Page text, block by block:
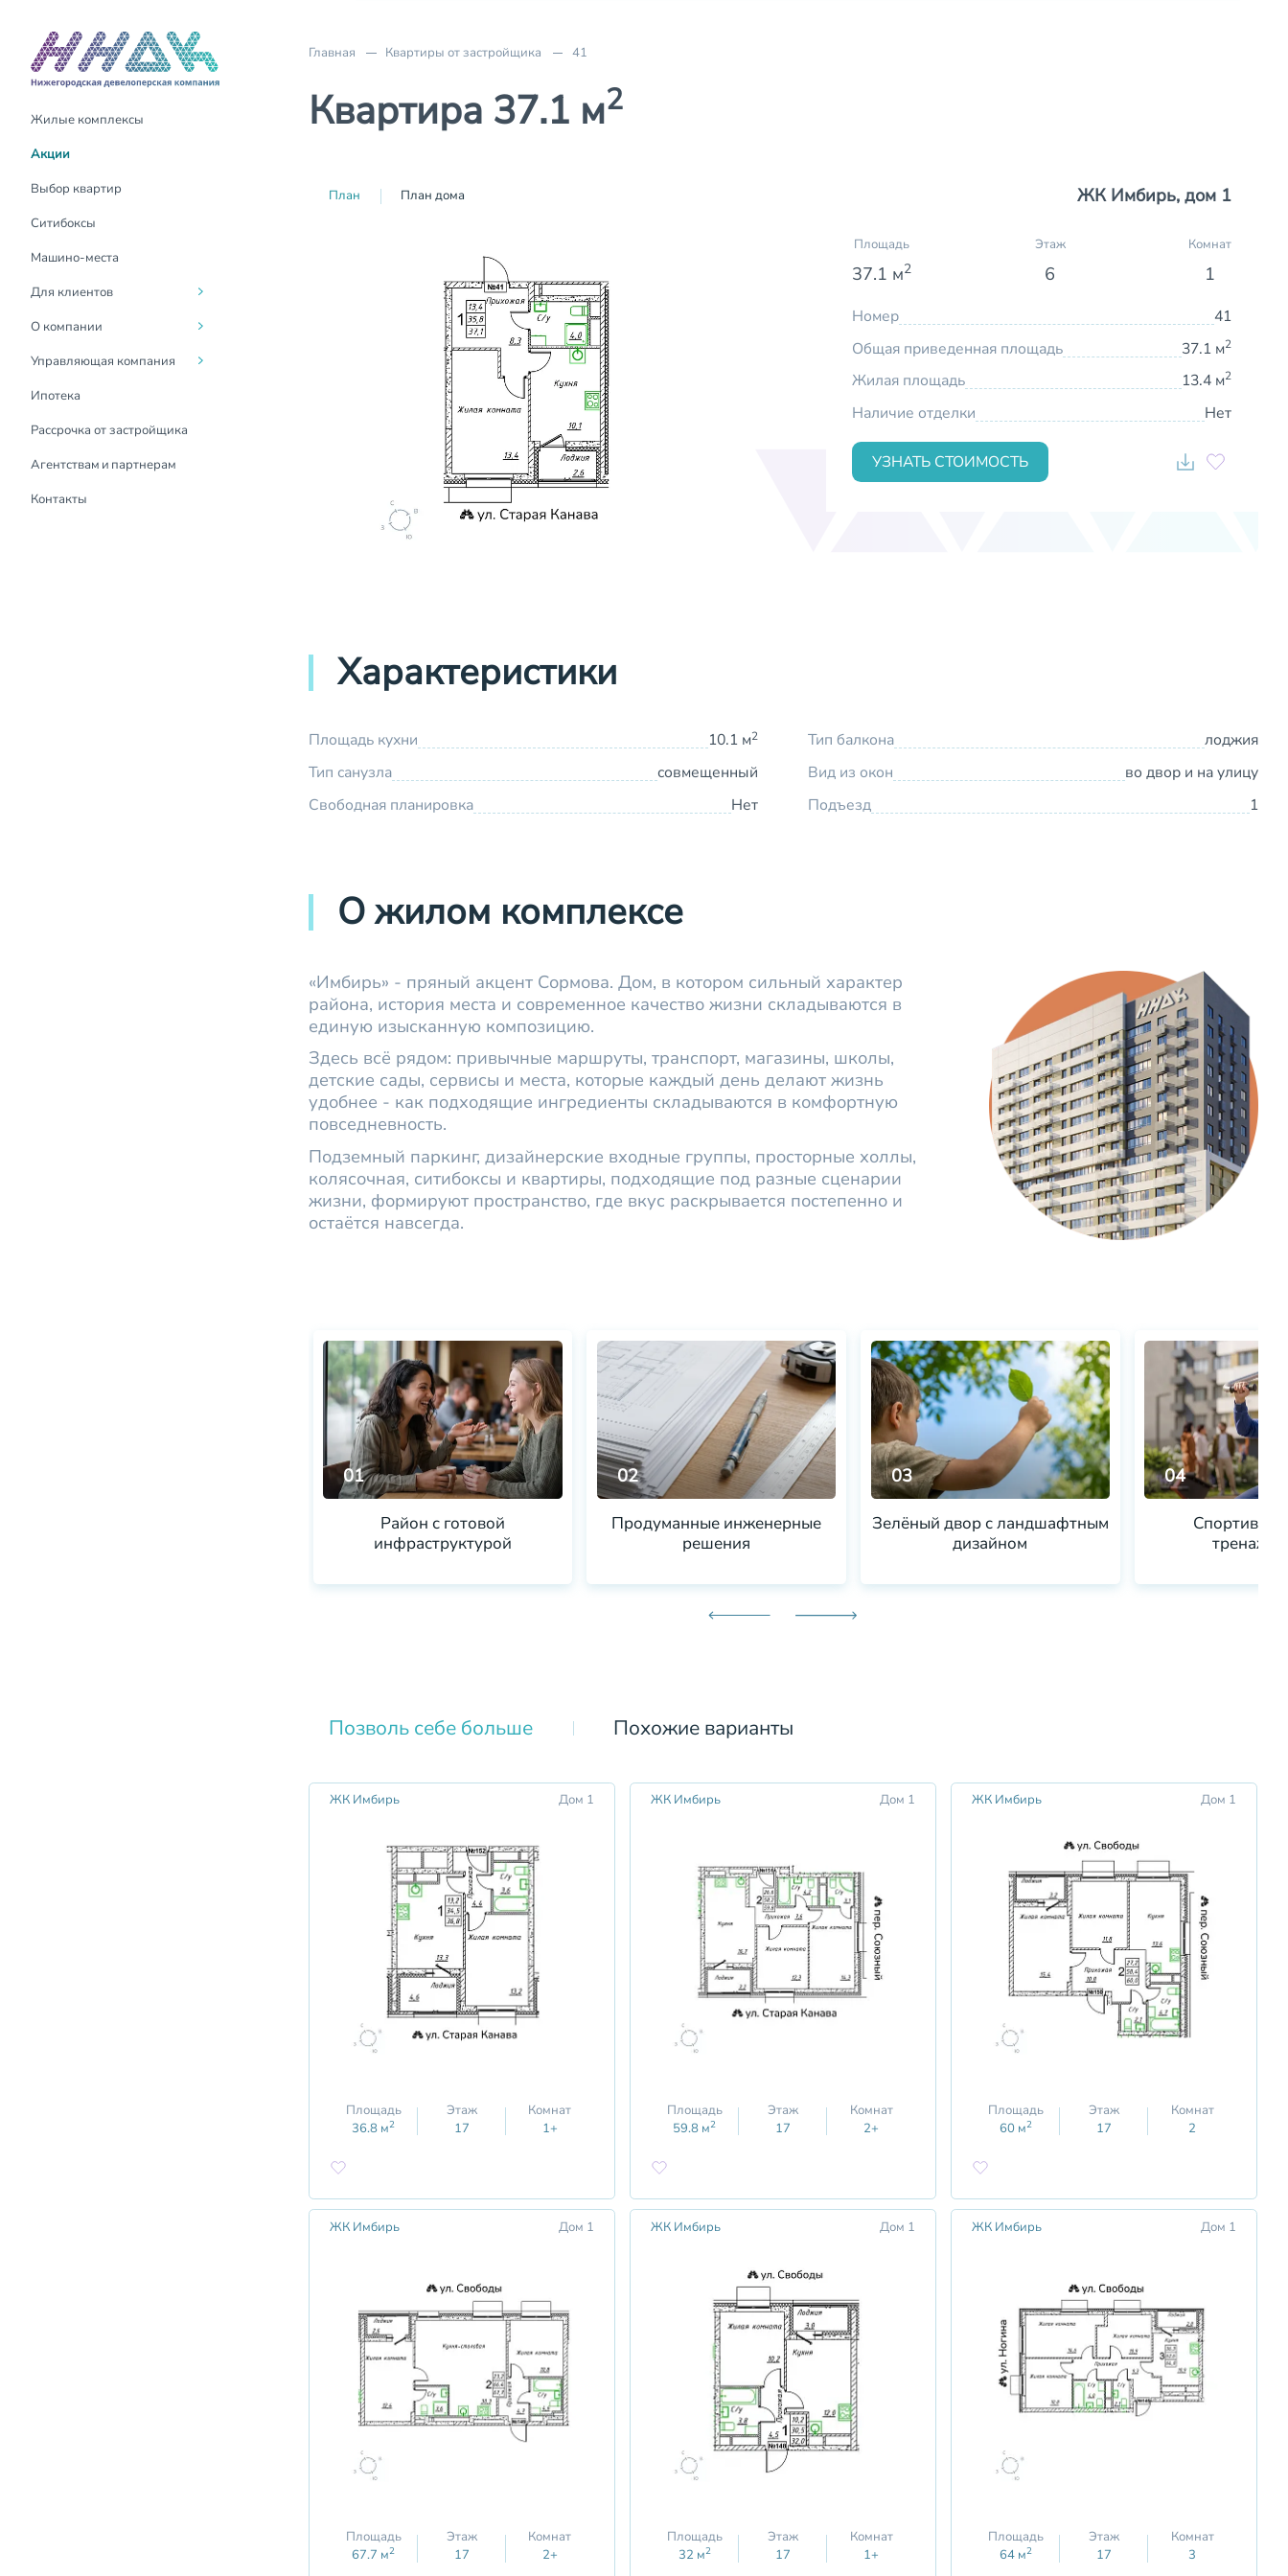
Жилые комплексы
Акции
Выбор квартир
Ситибоксы
Машино-места
Для клиентов
О компании
Управляющая компания
Ипотека
Рассрочка от застройщика
Агентствам и партнерам
Контакты
Акции
Трейд-Ин
Материнский капитал
Выдача ключей
Оформление
собственности
Покупка онлайн
недвижимость
Рассрочка от застройщика
О компании
Руководство
Социальная
Новости
СМИ о нас
О компании
Для жителей
Госуслуги Дом
Контакты
Главная Квартиры от застройщика 41
Квартира 37.1 м2
План План дома ЖК Имбирь, дом 1
Площадь
37.1 м2
Этаж
6
Комнат
1
Номер
41
Общая приведенная площадь
37.1 м2
Жилая площадь 13.4 м2
Наличие отделки Нет
УЗНАТЬ СТОИМОСТЬ
Характеристики
Площадь кухни 10.1 м2
Тип санузла
совмещенный
Свободная планировка
Нет
Тип балкона
лоджия
Вид из окон
во двор и на улицу
Подъезд
1
О жилом комплексе
«Имбирь» - пряный акцент Сормова. Дом, в котором сильный характер
района, история места и современное качество жизни складываются в
единую изысканную композицию.
Здесь всё рядом: привычные маршруты, транспорт, магазины, школы,
детские сады, сервисы и места, которые каждый день делают жизнь
удобнее - как подходящие ингредиенты складываются в комфортную
повседневность.
Подземный паркинг, дизайнерские входные группы, просторные холлы,
колясочная, ситибоксы и квартиры, подходящие под разные сценарии
жизни, формируют пространство, где вкус раскрывается постепенно и
остаётся навсегда.
01
Район с готовой
инфраструктурой
02
Продуманные инженерные
решения
03
Зелёный двор с ландшафтным
дизайном
04
Спортивная
Позволь себе больше Похожие варианты
ЖК Имбирь Дом 1
Площадь
36.8 м2
Этаж
17
Комнат
1+
ЖК Имбирь Дом 1
Площадь
59.8 м2
Этаж
17
Комнат
2+
ЖК Имбирь Дом 1
Площадь
60 м2
Этаж
17
Комнат
2
ЖК Имбирь Дом 1
Площадь
67.7 м2
Этаж
17
Комнат
2+
ЖК Имбирь Дом 1
Площадь
32 м2
Этаж
17
Комнат
1+
ЖК Имбирь Дом 1
Площадь
64 м2
Этаж
17
Комнат
3